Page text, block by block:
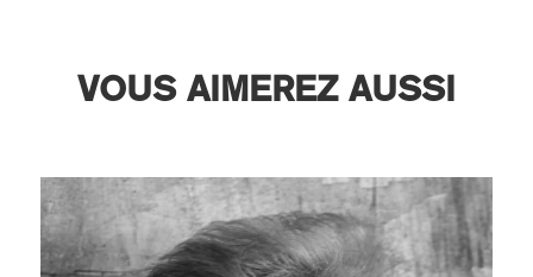
VOUS AIMEREZ AUSSI